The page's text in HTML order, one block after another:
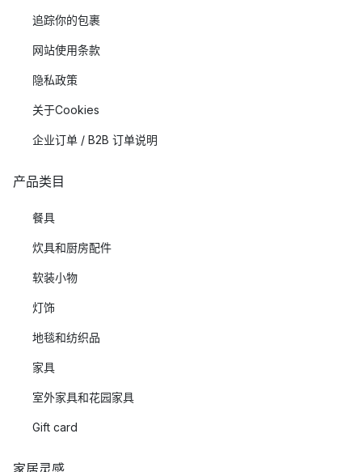
追踪你的包裹
网站使用条款
隐私政策
关于Cookies
企业订单 / B2B 订单说明
产品类目
餐具
炊具和厨房配件
软装小物
灯饰
地毯和纺织品
家具
室外家具和花园家具
Gift card
家居灵感